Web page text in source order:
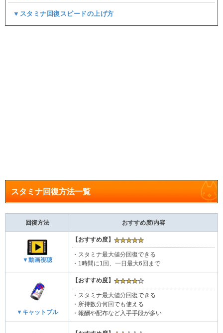
▼スタミナ回復スピードの上げ方
スタミナ回復方法一覧
回復方法 おすすめ度/内容
▼動画視聴
【おすすめ度】
・スタミナ最大値分回復できる
・1時間に1回、一日最大6回まで
▼キャットブル
【おすすめ度】
・スタミナ最大値分回復できる
・所持数分何回でも使える
・報酬や配布など入手手段が多い